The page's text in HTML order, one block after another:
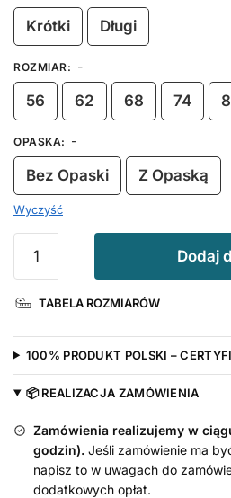
Krótki Długi
ROZMIAR: -
56 62 68 74
OPASKA: -
Bez Opaski Z Opaską
Wyczyść
Komplet
Spódniczka
Tutu
Tiulu
Czarnego
i
Królewna
Dodaj
TABELA ROZMIARÓW
100% PRODUKT POLSKI –
📦 REALIZACJA ZAMÓWIENIA
Zamówienia realizujemy w
godzin). Jeśli zamówienie ma
napisz to w uwagach do
dodatkowych opłat.